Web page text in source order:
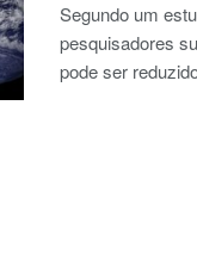
Segundo um
pesquisadores
pode ser